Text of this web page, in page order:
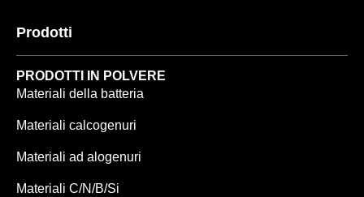
Prodotti
PRODOTTI IN POLVERE
Materiali della batteria
Materiali calcogenuri
Materiali ad alogenuri
Materiali C/N/B/Si